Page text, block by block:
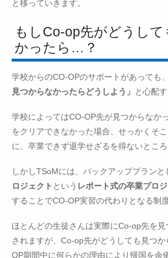
と移っていきます。
もしCo-op先がどうし
かったら…？
学校からのCO-OPのサポートがあっても
見つからなかったらどうしよう」 と心配
学校によってはCO-OP先が見つからなか
をクリアできなかった場合、せっかくそ
に、卒業できず退学せざるを得ないところ
しかしTSoMには、バックアッププランと
ロジェクト という レポート式の卒業プロ
することでCO-OP実習の代わりとなる制
ほとんどの生徒さんは実際にCo-op先を
されますが、Co-op先がどうしても見つ
OP期間中に何らかの理由により帰国を余